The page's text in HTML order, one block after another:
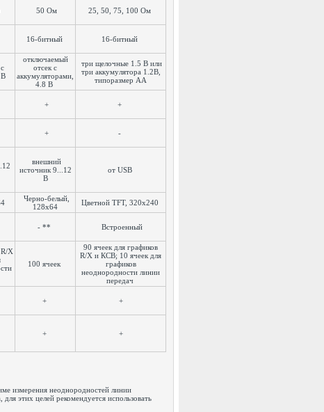
50 Ом 25, 50, 75, 100 Ом
16-битный 16-битный
В
отключаемый
отсек с
аккумуляторами,
4.8 В
три щелочные 1.5 В или
три аккумулятора 1.2В,
типоразмер AA
+ +
+ -
внешний
источник 9...12
В
от USB
Черно-белый,
128x64
Цветной TFT, 320x240
- ** Встроенный
X
100 ячеек
90 ячеек для графиков
R/X и КСВ; 10 ячеек для
графиков
неоднородности линии
передач
+ +
+ +
измерения неоднородностей линии
этих целей рекомендуется использовать